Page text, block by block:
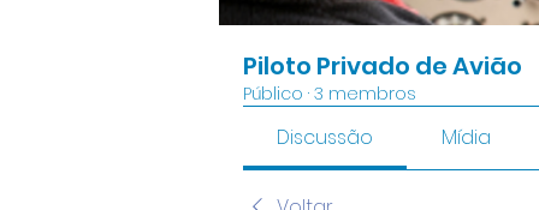
Piloto Privado de Avião
Público · 3 membros
Discussão Mídia